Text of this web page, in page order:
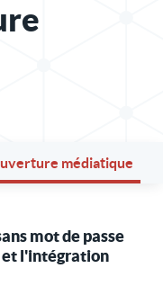
médiatique
mot de passe
et l'intégration